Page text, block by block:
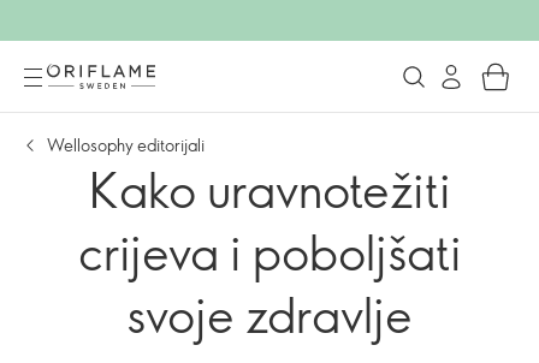
Wellosophy editorijali
Kako uravnotežiti
crijeva i poboljšati
svoje zdravlje